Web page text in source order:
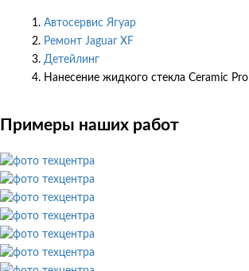
Автосервис Ягуар
Ремонт Jaguar XF
Детейлинг
Нанесение жидкого стекла Ceramic Pro
Примеры наших работ